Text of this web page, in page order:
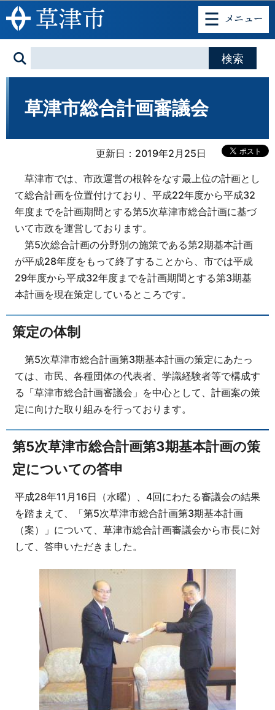
このページの本文へ移動
草津市総合計画審議会
更新日：2019年2月25日
草津市では、市政運営の根幹をなす最上位の計画とし
て総合計画を位置付けており、平成22年度から平成32
年度までを計画期間とする第5次草津市総合計画に基づ
いて市政を運営しております。
第5次総合計画の分野別の施策である第2期基本計画
が平成28年度をもって終了することから、市では平成
29年度から平成32年度までを計画期間とする第3期基
本計画を現在策定しているところです。
策定の体制
第5次草津市総合計画第3期基本計画の策定にあたっ
ては、市民、各種団体の代表者、学識経験者等で構成す
る「草津市総合計画審議会」を中心として、計画案の策
定に向けた取り組みを行っております。
第5次草津市総合計画第3期基本計画の策
定についての答申
平成28年11月16日（水曜）、4回にわたる審議会の結果
を踏まえて、「第5次草津市総合計画第3期基本計画
（案）」について、草津市総合計画審議会から市長に対
して、答申いただきました。